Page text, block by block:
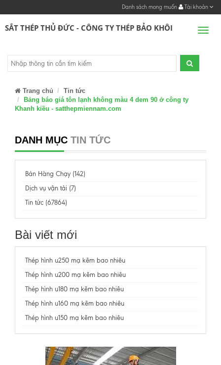
Danh sách mong muốn Tài khoản
SẮT THÉP THỦ ĐỨC - CÔNG TY THÉP BẢO KHÔI
Trang chủ
Tin tức
Bảng báo giá tôn lạnh không màu 4 dem 90 ở công ty
Khanh kiều - satthepmiennam.com
DANH MỤC TIN TỨC
Bán Hàng Chạy (142)
Dịch vụ vận tải (7)
Tin tức (67864)
Bài viết mới
Thép hình u250 mạ kẽm bao nhiêu
Thép hình u200 mạ kẽm bao nhiêu
Thép hình u180 mạ kẽm bao nhiêu
Thép hình u160 mạ kẽm bao nhiêu
Thép hình u150 mạ kẽm bao nhiêu